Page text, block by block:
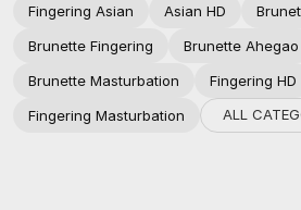
Fingering Asian
Asian HD
Brunette Fingering
Brunette Ahegao
Brunette Masturbation
Fingering HD
Fingering Masturbation
ALL